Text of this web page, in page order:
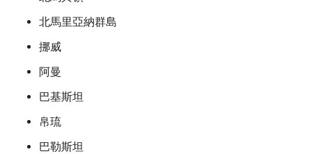
北馬里亞納群島
挪威
阿曼
巴基斯坦
帛琉
巴勒斯坦